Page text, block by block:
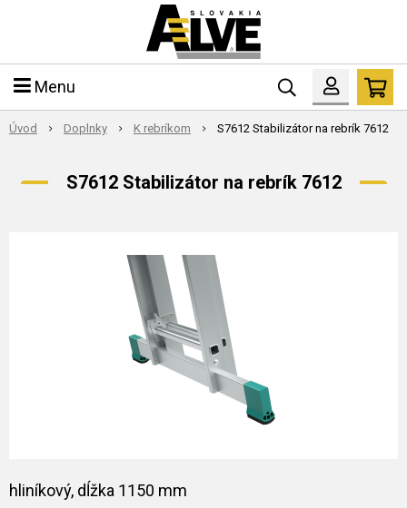
Menu
Úvod Doplnky K rebríkom S7612 Stabilizátor na rebrík 7612
S7612 Stabilizátor na rebrík 7612
hliníkový, dĺžka 1150 mm